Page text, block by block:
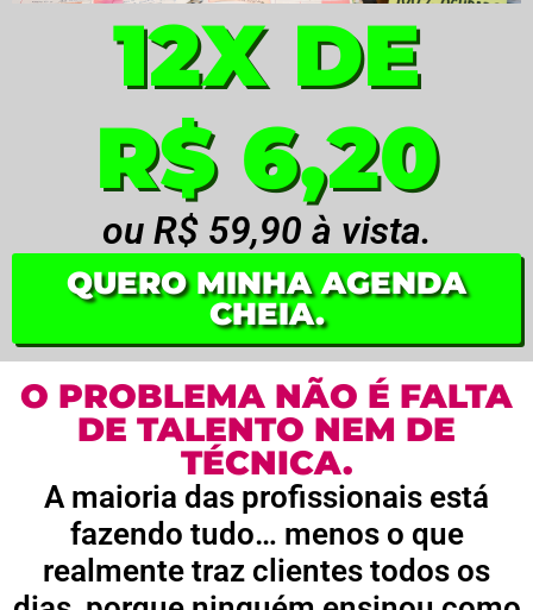
12X DE
R$ 6,20
ou R$ 59,90 à vista.
QUERO MINHA AGENDA
CHEIA.
O PROBLEMA NÃO É FALTA
DE TALENTO NEM DE
TÉCNICA.
A maioria das profissionais está
fazendo tudo… menos o que
realmente traz clientes todos os